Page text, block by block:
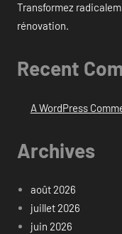
Transformez
rénovation.
Recent
A WordPress
Archives
août 2026
juillet 2026
juin 2026